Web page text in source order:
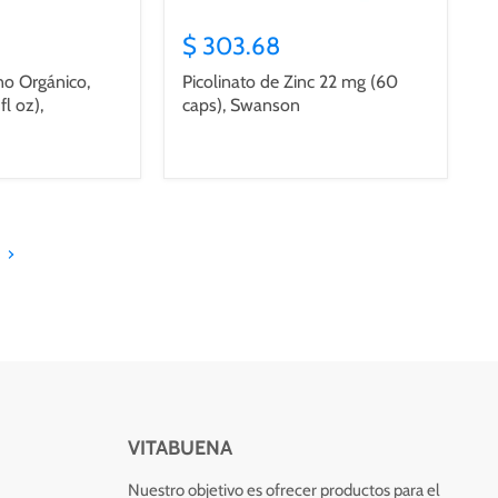
Orgánico,
oz),
$ 303.68
Picolinato de Zinc 22 mg (60
caps), Swanson
VITABUENA
Nuestro objetivo es ofrecer productos para el